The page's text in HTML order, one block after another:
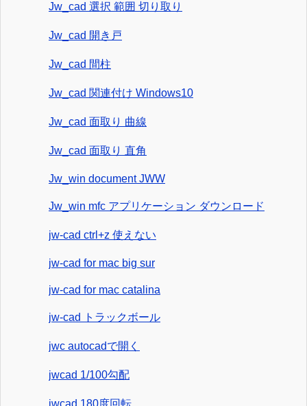
Jw_cad 選択 範囲 切り取り
Jw_cad 開き戸
Jw_cad 間柱
Jw_cad 関連付け Windows10
Jw_cad 面取り 曲線
Jw_cad 面取り 直角
Jw_win document JWW
Jw_win mfc アプリケーション ダウンロード
jw-cad ctrl+z 使えない
jw-cad for mac big sur
jw-cad for mac catalina
jw-cad トラックボール
jwc autocadで開く
jwcad 1/100勾配